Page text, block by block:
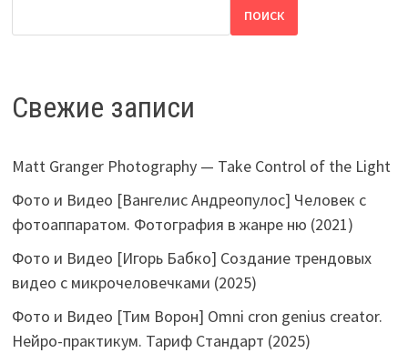
ПОИСК
Свежие записи
Matt Granger Photography — Take Control of the Light
Фото и Видео [Вангелис Андреопулос] Человек с
фотоаппаратом. Фотография в жанре ню (2021)
Фото и Видео [Игорь Бабко] Создание трендовых
видео с микрочеловечками (2025)
Фото и Видео [Тим Ворон] Omni cron genius creator.
Нейро-практикум. Тариф Стандарт (2025)